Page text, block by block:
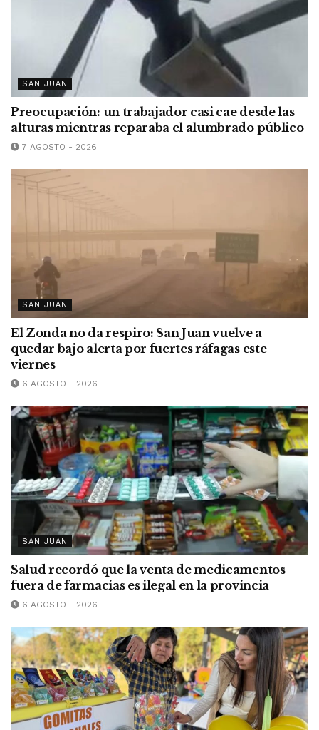
SAN JUAN
Preocupación: un trabajador casi cae desde las
alturas mientras reparaba el alumbrado público
7 AGOSTO - 2026
SAN JUAN
El Zonda no da respiro: San Juan vuelve a
quedar bajo alerta por fuertes ráfagas este
viernes
6 AGOSTO - 2026
SAN JUAN
Salud recordó que la venta de medicamentos
fuera de farmacias es ilegal en la provincia
6 AGOSTO - 2026